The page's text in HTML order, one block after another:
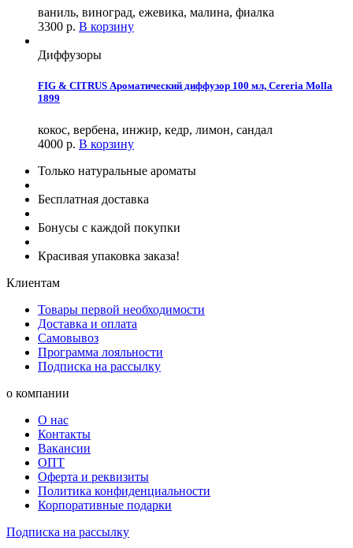
ваниль, виноград, ежевика, малина, фиалка
3300 р. В корзину
Диффузоры
FIG & CITRUS Ароматический диффузор 100 мл, Cereria Molla
1899
кокос, вербена, инжир, кедр, лимон, сандал
4000 р. В корзину
Только натуральные ароматы
Бесплатная доставка
Бонусы с каждой покупки
Красивая упаковка заказа!
Клиентам
Товары первой необходимости
Доставка и оплата
Самовывоз
Программа лояльности
Подписка на рассылку
о компании
О нас
Контакты
Вакансии
ОПТ
Оферта и реквизиты
Политика конфиденциальности
Корпоративные подарки
Подписка на рассылку